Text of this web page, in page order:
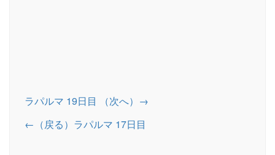
ラパルマ 19日目 （次へ）→
←（戻る）ラパルマ 17日目